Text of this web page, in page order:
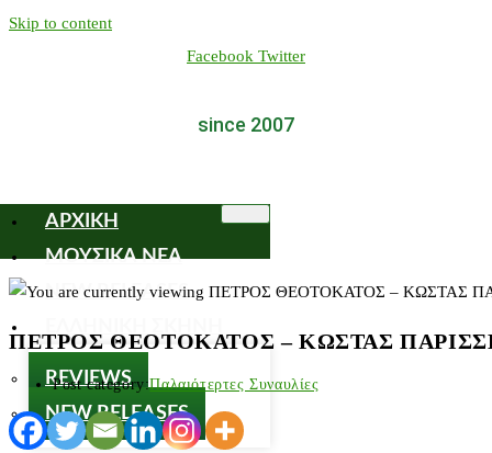
Skip to content
Facebook Twitter
since 2007
ΑΡΧΙΚΗ
ΜΟΥΣΙΚΑ ΝΕΑ
NEW RELEASES
REVIEWS
NEW RELEASES
ΠΕΤΡΟΣ ΘΕΟΤΟΚΑΤΟΣ – ΚΩΣΤΑΣ ΠΑΡΙΣΣΗΣ
Post category:Παλαιότερτες Συναυλίες